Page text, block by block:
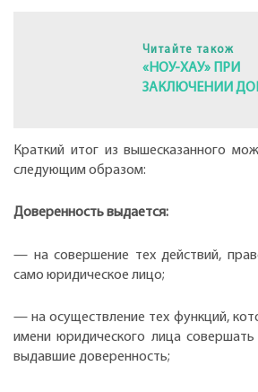
Читайте також
«НОУ-ХАУ» ПРИ
ЗАКЛЮЧЕНИИ
Краткий итог из вышесказанного
следующим образом:
Доверенность выдается:
— на совершение тех действий,
само юридическое лицо;
— на осуществление тех функций,
имени юридического лица
выдавшие доверенность;